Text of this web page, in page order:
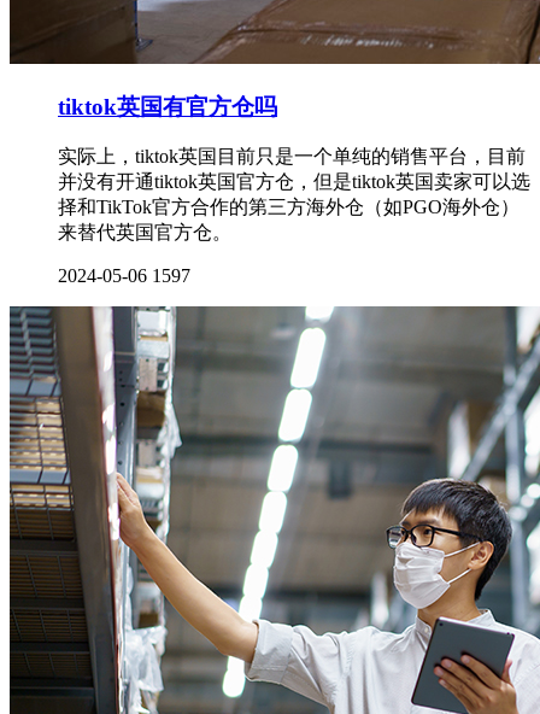
tiktok英国有官方仓吗
实际上，tiktok英国目前只是一个单纯的销售平台，目前
并没有开通tiktok英国官方仓，但是tiktok英国卖家可以选
择和TikTok官方合作的第三方海外仓（如PGO海外仓）
来替代英国官方仓。
2024-05-06 1597